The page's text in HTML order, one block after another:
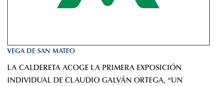
VEGA DE SAN MATEO
LA CALDERETA ACOGE LA PRIMERA EXPOSICIÓN
INDIVIDUAL DE CLAUDIO GALVÁN ORTEGA, “UN